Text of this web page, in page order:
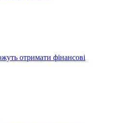
отримати фінансові